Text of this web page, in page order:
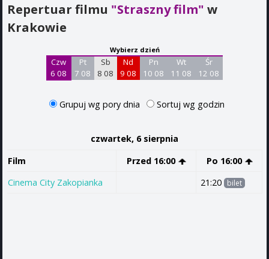
Repertuar filmu "Straszny film" w
Krakowie
Wybierz dzień
Czw
6 08
Pt
7 08
Sb
8 08
Nd
9 08
Pn
10 08
Wt
11 08
Śr
12 08
Grupuj wg pory dnia Sortuj wg godzin
czwartek, 6 sierpnia
Film
Przed 16:00
Po 16:00
Cinema City Zakopianka
21:20 bilet